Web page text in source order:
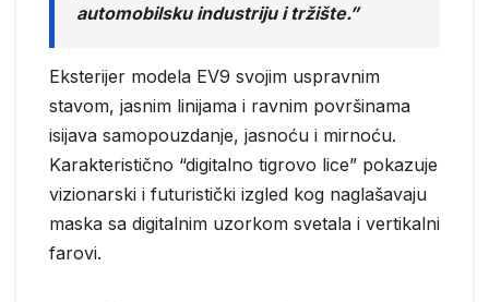
automobilsku industriju i tržište.”
Eksterijer modela EV9 svojim uspravnim
stavom, jasnim linijama i ravnim površinama
isijava samopouzdanje, jasnoću i mirnoću.
Karakteristično “digitalno tigrovo lice” pokazuje
vizionarski i futuristički izgled kog naglašavaju
maska sa digitalnim uzorkom svetala i vertikalni
farovi.